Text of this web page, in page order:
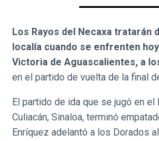
Los Rayos del Necaxa tratarán
localía cuando se enfrenten
Victoria de Aguascalientes, a
en el partido de vuelta de la final
El partido de ida que se jugó en el
Culiacán, Sinaloa, terminó
Enríquez adelantó a los Dorados